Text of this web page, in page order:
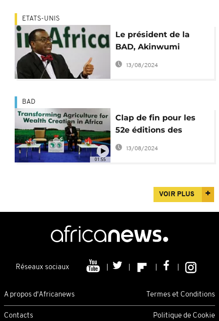
ETATS-UNIS
Le président de la
BAD, Akinwumi
Adesina, lauréat 2017
13/08/2024
01:55
BAD
Clap de fin pour les
52e éditions des
assemblées annuelles
13/08/2024
VOIR PLUS
Réseaux sociaux
A propos d'Africanews Termes et Conditions
Contacts Politique de Cookie